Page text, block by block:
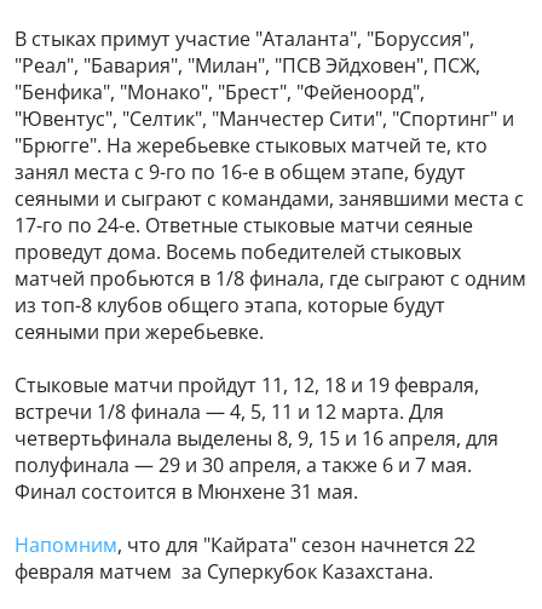
В стыках примут участие "Аталанта", "Боруссия",
"Реал", "Бавария", "Милан", "ПСВ Эйдховен", ПСЖ,
"Бенфика", "Монако", "Брест", "Фейеноорд",
"Ювентус", "Селтик", "Манчестер Сити", "Спортинг" и
"Брюгге". На жеребьевке стыковых матчей те, кто
занял места с 9-го по 16-е в общем этапе, будут
сеяными и сыграют с командами, занявшими места с
17-го по 24-е. Ответные стыковые матчи сеяные
проведут дома. Восемь победителей стыковых
матчей пробьются в 1/8 финала, где сыграют с одним
из топ-8 клубов общего этапа, которые будут
сеяными при жеребьевке.
Стыковые матчи пройдут 11, 12, 18 и 19 февраля,
встречи 1/8 финала — 4, 5, 11 и 12 марта. Для
четвертьфинала выделены 8, 9, 15 и 16 апреля, для
полуфинала — 29 и 30 апреля, а также 6 и 7 мая.
Финал состоится в Мюнхене 31 мая.
Напомним, что для "Кайрата" сезон начнется 22
февраля матчем за Суперкубок Казахстана.